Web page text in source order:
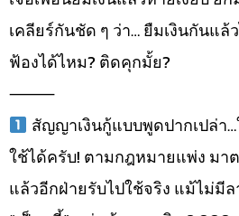
เคลียร์กันชัด ๆ ว่า… ยืมเงินกันแล้
ฟ้องได้ไหม? ติดคุกมั้ย?
⸻
สัญญาเงินกู้แบบพูดปากเปล่า
ใช้ได้ครับ! ตามกฎหมายแพ่ง มาต
แล้วอีกฝ่ายรับไปใช้จริง แม้ไม่มี